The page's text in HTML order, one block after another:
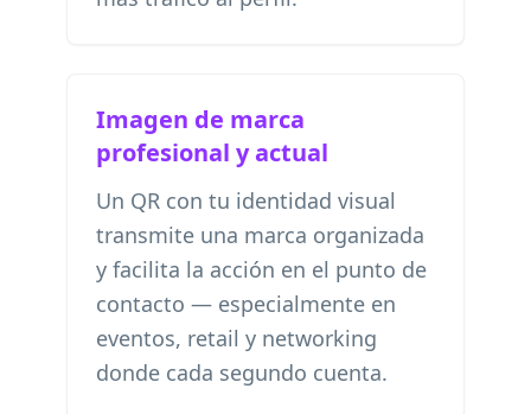
Imagen de marca
profesional y actual
Un QR con tu identidad visual
transmite una marca organizada
y facilita la acción en el punto de
contacto — especialmente en
eventos, retail y networking
donde cada segundo cuenta.